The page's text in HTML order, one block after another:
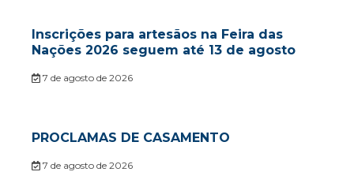
Inscrições para artesãos na Feira das
Nações 2026 seguem até 13 de agosto
7 de agosto de 2026
PROCLAMAS DE CASAMENTO
7 de agosto de 2026